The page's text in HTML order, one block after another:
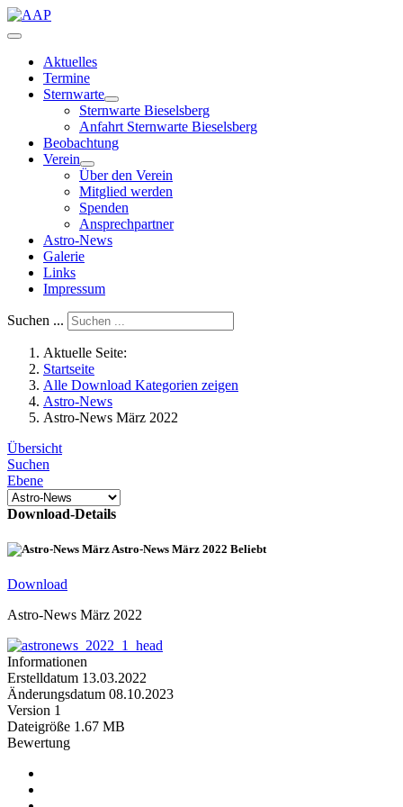
Aktuelles
Termine
Sternwarte
Sternwarte Bieselsberg
Anfahrt Sternwarte Bieselsberg
Beobachtung
Verein
Über den Verein
Mitglied werden
Spenden
Ansprechpartner
Astro-News
Galerie
Links
Impressum
Suchen ...
Aktuelle Seite:
Startseite
Alle Download Kategorien zeigen
Astro-News
Astro-News März 2022
Übersicht
Suchen
Ebene
Download-Details
Astro-News März 2022 Beliebt
Download
Astro-News März 2022
Informationen
Erstelldatum 13.03.2022
Änderungsdatum 08.10.2023
Version 1
Dateigröße 1.67 MB
Bewertung